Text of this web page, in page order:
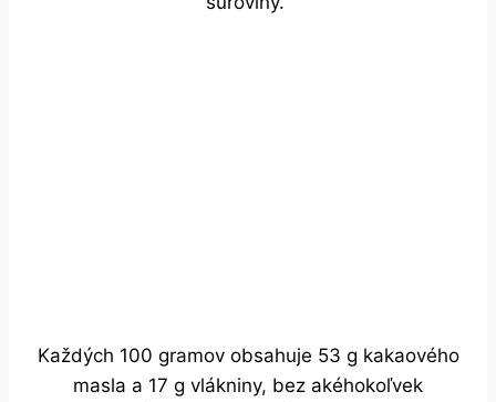
Každých 100 gramov obsahuje 53 g kakaového
masla a 17 g vlákniny, bez akéhokoľvek